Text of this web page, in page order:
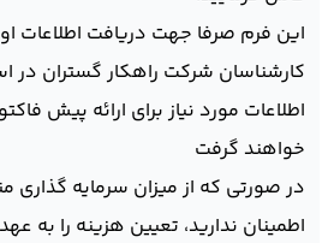
این فرم صرفا جهت دریافت اطلاعات
کارشناسان شرکت راهکار گستران
اطلاعات مورد نیاز برای ارائه پیش
خواهند گرفت
در صورتی که از میزان سرمایه گذاری
اطمینان ندارید، تعیین هزینه را به